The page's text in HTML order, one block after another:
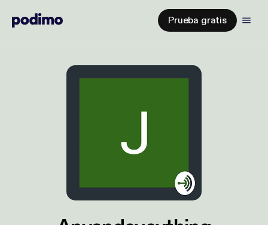
Prueba gratis